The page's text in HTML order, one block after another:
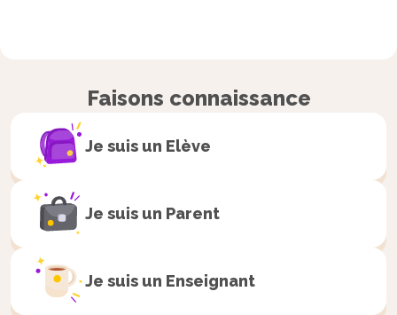
Faisons connaissance
Je suis un Elève
Je suis un Parent
Je suis un Enseignant